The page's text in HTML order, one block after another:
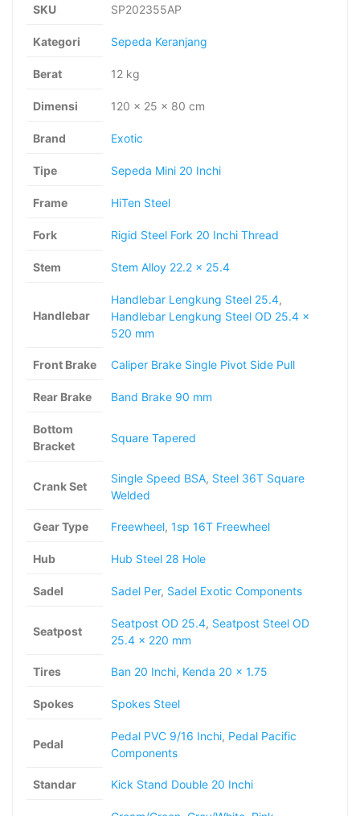
SKU SP202355AP
Kategori Sepeda Keranjang
Berat 12 kg
Dimensi 120 × 25 × 80 cm
Brand Exotic
Tipe Sepeda Mini 20 Inchi
Frame HiTen Steel
Fork Rigid Steel Fork 20 Inchi Thread
Stem Stem Alloy 22.2 x 25.4
Handlebar
Handlebar Lengkung Steel 25.4,
Handlebar Lengkung Steel OD 25.4 x
520 mm
Front Brake Caliper Brake Single Pivot Side Pull
Rear Brake Band Brake 90 mm
Bottom
Bracket
Square Tapered
Crank Set
Single Speed BSA, Steel 36T Square
Welded
Gear Type Freewheel, 1sp 16T Freewheel
Hub Hub Steel 28 Hole
Sadel Sadel Per, Sadel Exotic Components
Seatpost
Seatpost OD 25.4, Seatpost Steel OD
25.4 x 220 mm
Tires Ban 20 Inchi, Kenda 20 x 1.75
Spokes Spokes Steel
Pedal
Pedal PVC 9/16 Inchi, Pedal Pacific
Components
Standar Kick Stand Double 20 Inchi